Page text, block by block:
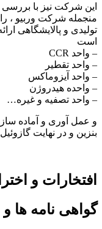
این شرکت نیز با بررسی
منجمله شرکت وربیو ،
تولیدی و پالایشگاهی
است
– واحد CCR
– واحد تقطیر
– واحد آیزوماکس
– واحده هیدروژن
– واحد تصفیه و غیره…
و عمل آوری و آماده
بنزین و در نهایت گازوئیل
افتخارات و
گواهی نامه ها